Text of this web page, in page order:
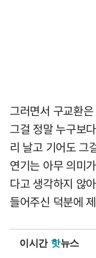
그러면서 구교환
그걸 정말 누구보
리 날고 기어도 그
연기는 아무 의미
다고 생각하지 않
들어주신 덕분에
이시간 핫뉴스